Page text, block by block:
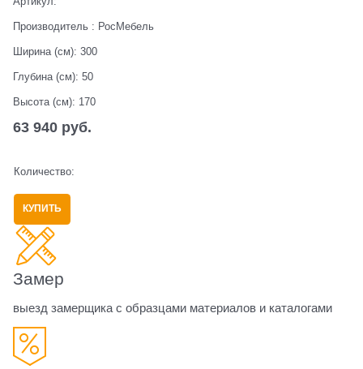
Производитель : РосМебель
Ширина (см): 300
Глубина (см): 50
Высота (см): 170
63 940 руб.
Количество:
КУПИТЬ
Замер
выезд замерщика с образцами материалов и каталогами